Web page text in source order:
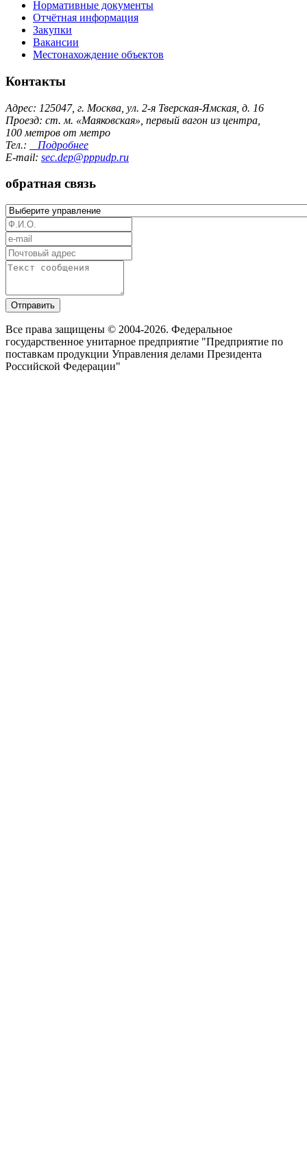
Нормативные документы
Отчётная информация
Закупки
Вакансии
Местонахождение объектов
Контакты
Адрес: 125047, г. Москва, ул. 2-я Тверская-Ямская, д. 16
Проезд: ст. м. «Маяковская», первый вагон из центра,
100 метров от метро
Тел.:
Подробнее
E-mail: sec.dep@pppudp.ru
обратная связь
Отправить
Все права защищены © 2004-2026. Федеральное
государственное унитарное предприятие "Предприятие по
поставкам продукции Управления делами Президента
Российской Федерации"